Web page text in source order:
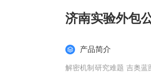
济南实验外包
产品简介
解密机制研究难题 吉奥